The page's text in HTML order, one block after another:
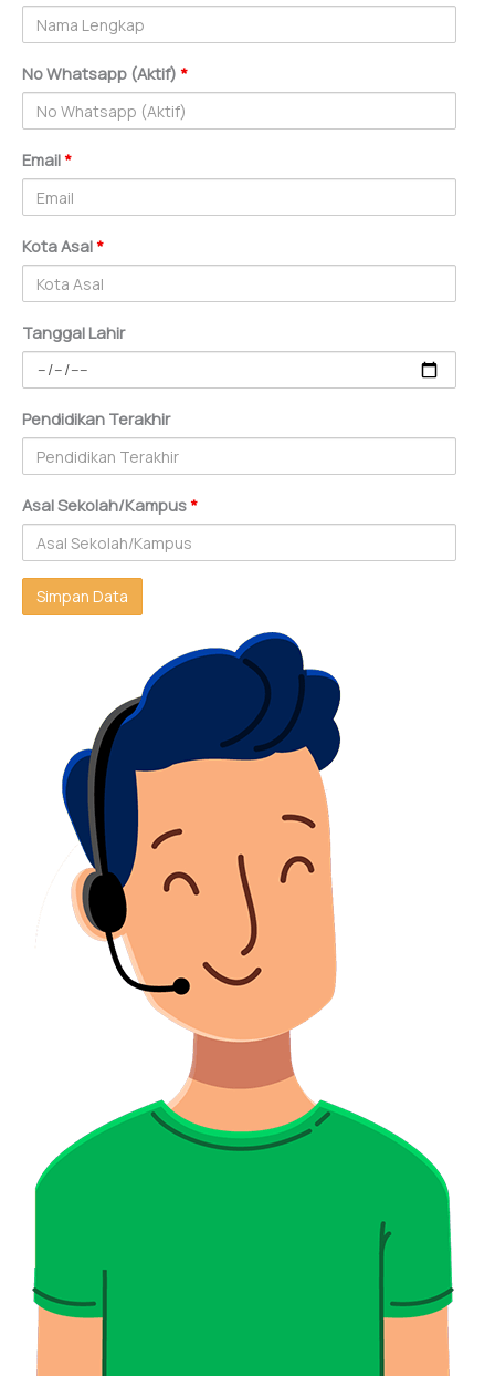
No Whatsapp (Aktif) *
Email*
Kota Asal*
Tanggal Lahir
Pendidikan Terakhir
Asal Sekolah/Kampus*